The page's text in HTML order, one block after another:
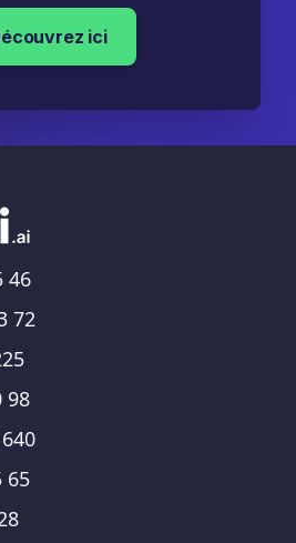
ici
46
72
98
65